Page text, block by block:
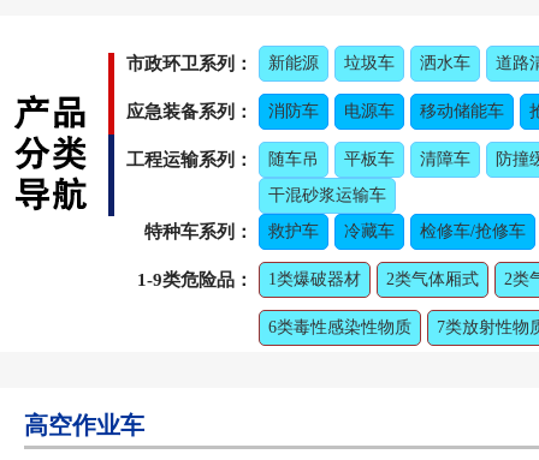
市政环卫系列： 新能源 垃圾车 洒水车 道路
应急装备系列： 消防车 电源车 移动储能车
工程运输系列： 随车吊 平板车 清障车
防撞
干混砂浆运输车
特种车系列： 救护车 冷藏车 检修车/抢修车
1-9类危险品： 1类爆破器材 2类气体厢式 2类
6类毒性感染性物质 7类放射性物
高空作业车